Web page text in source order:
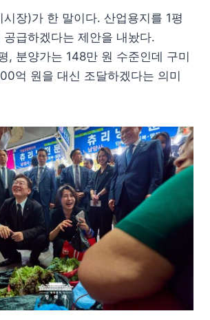
시장)가 한 말이다. 산업용지를 1평
급하겠다는 제안을 내놨다.
, 분양가는 148만 원 수준인데 구미
억 원을 대신 조달하겠다는 의미